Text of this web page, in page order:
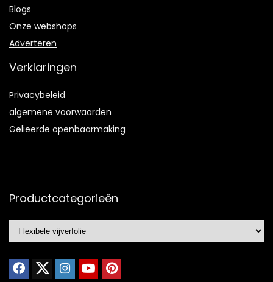
Blogs
Onze webshops
Adverteren
Verklaringen
Privacybeleid
algemene voorwaarden
Gelieerde openbaarmaking
Productcategorieën